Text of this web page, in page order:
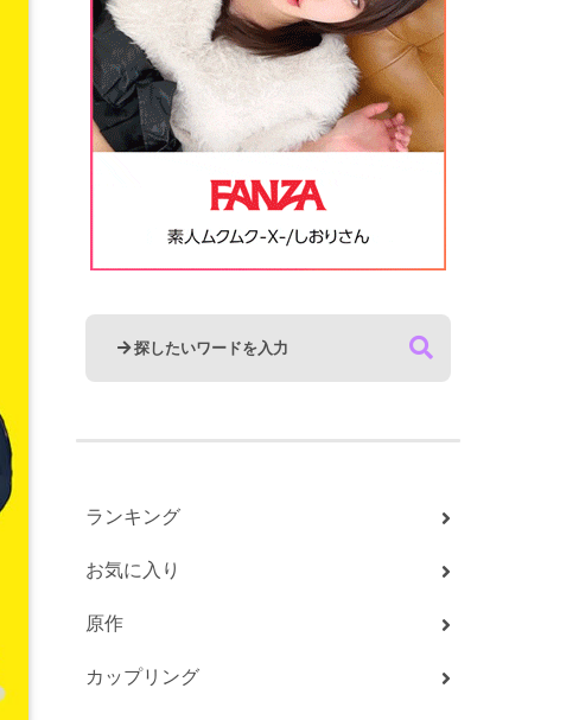
ランキング
お気に入り
原作
カップリング